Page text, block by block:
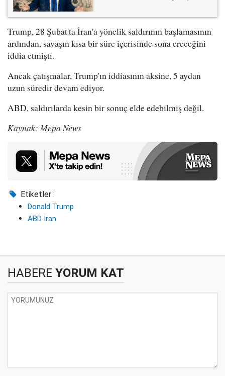
Trump, 28 Şubat'ta İran'a yönelik saldırının başlamasının
ardından, savaşın kısa bir süre içerisinde sona ereceğini
iddia etmişti.
Ancak çatışmalar, Trump'ın iddiasının aksine, 5 aydan
uzun süredir devam ediyor.
ABD, saldırılarda kesin bir sonuç elde edebilmiş değil.
Kaynak: Mepa News
Etiketler :
Donald Trump
ABD İran
HABERE YORUM KAT